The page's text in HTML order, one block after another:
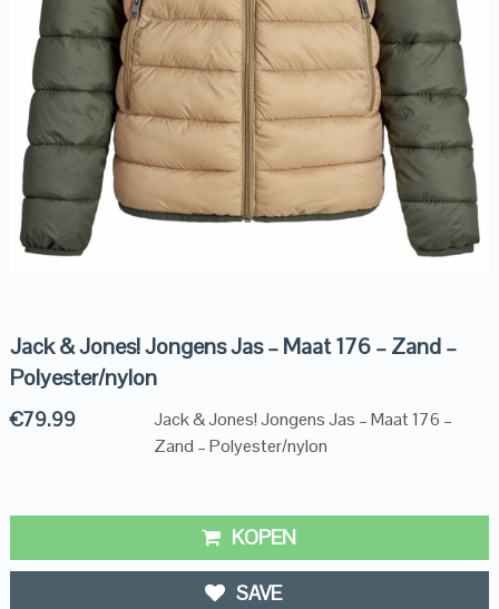
Jack & Jones! Jongens Jas – Maat 176 – Zand –
Polyester/nylon
€79.99
Jack & Jones! Jongens Jas – Maat 176 –
Zand – Polyester/nylon
KOPEN
SAVE